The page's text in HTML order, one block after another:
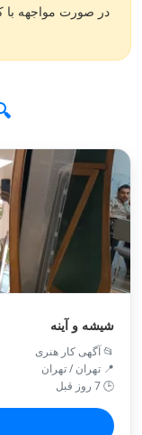
در صورت مواجهه با
شیشه و آینه
📂 آگهی کار هنری
📍 تهران / تهران
🕒 7 روز قبل